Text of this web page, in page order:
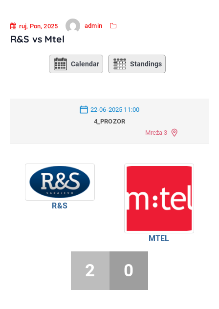
ruj, Pon, 2025 admin
R&S vs Mtel
Calendar Standings
22-06-2025 11:00
4_PROZOR
Mreža 3
R&S
MTEL
2 0